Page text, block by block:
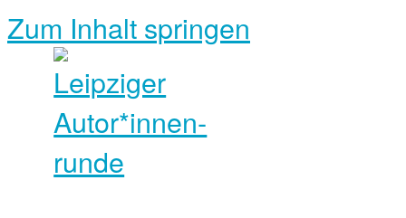
Zum Inhalt springen